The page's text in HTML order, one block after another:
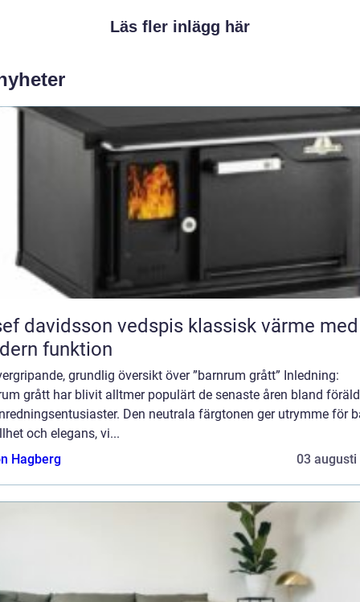
Läs fler inlägg här
vedspis klassisk värme med
funktion
grundlig översikt över ”barnrum grått” Inledning:
grått har blivit alltmer populärt de senaste åren bland
Den neutrala färgtonen ger utrymme för
och elegans, vi...
Hagberg
03 augusti